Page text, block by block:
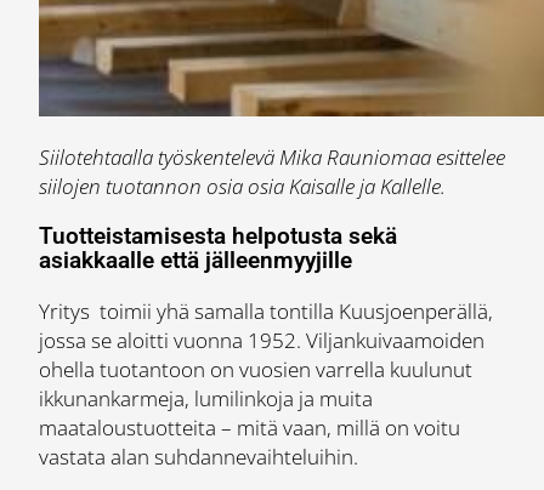
Siilotehtaalla työskentelevä Mika Rauniomaa esittelee
siilojen tuotannon osia osia Kaisalle ja Kallelle.
Tuotteistamisesta helpotusta sekä
asiakkaalle että jälleenmyyjille
Yritys toimii yhä samalla tontilla Kuusjoenperällä,
jossa se aloitti vuonna 1952. Viljankuivaamoiden
ohella tuotantoon on vuosien varrella kuulunut
ikkunankarmeja, lumilinkoja ja muita
maataloustuotteita – mitä vaan, millä on voitu
vastata alan suhdannevaihteluihin.